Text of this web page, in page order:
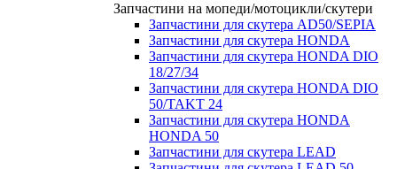
Запчастини на мопеди/мотоцикли/скутери
Запчастини для скутера AD50/SEPIA
Запчастини для скутера HONDA
Запчастини для скутера HONDA DIO
18/27/34
Запчастини для скутера HONDA DIO
50/TAKT 24
Запчастини для скутера HONDA
HONDA 50
Запчастини для скутера LEAD